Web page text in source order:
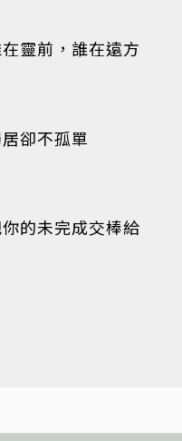
靈前，誰在遠方
卻不孤單
的未完成交棒給